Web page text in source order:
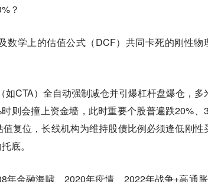
？
数学上的估值公式（DCF）共同卡死的刚性物
CTA）全自动强制减仓并引爆杠杆盘爆仓，多
则会撞上资金墙，此时重要个股普遍跌20%、
复位，长线机构为维持股债比例必须逢低刚性
底。
金融海啸、2020年疫情、2022年战争+高通